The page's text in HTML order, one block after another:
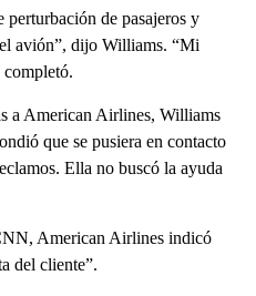
perturbación de pasajeros y
avión”, dijo Williams. “Mi
a American Airlines, Williams
que se pusiera en contacto
Ella no buscó la ayuda
American Airlines indicó
del cliente”.